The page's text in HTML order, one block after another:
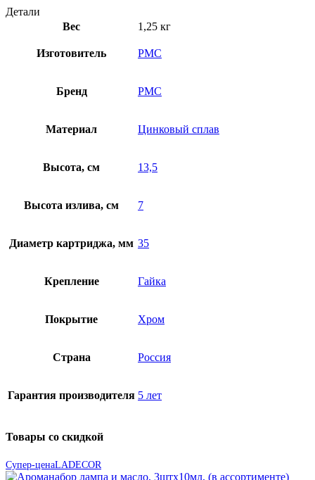
Детали
Вес
1,25 кг
Изготовитель РМС
Бренд РМС
Материал Цинковый сплав
Высота, см 13,5
Высота излива, см 7
Диаметр картриджа, мм 35
Крепление Гайка
Покрытие Хром
Страна Россия
Гарантия производителя 5 лет
Товары со скидкой
Супер-ценаLADECOR